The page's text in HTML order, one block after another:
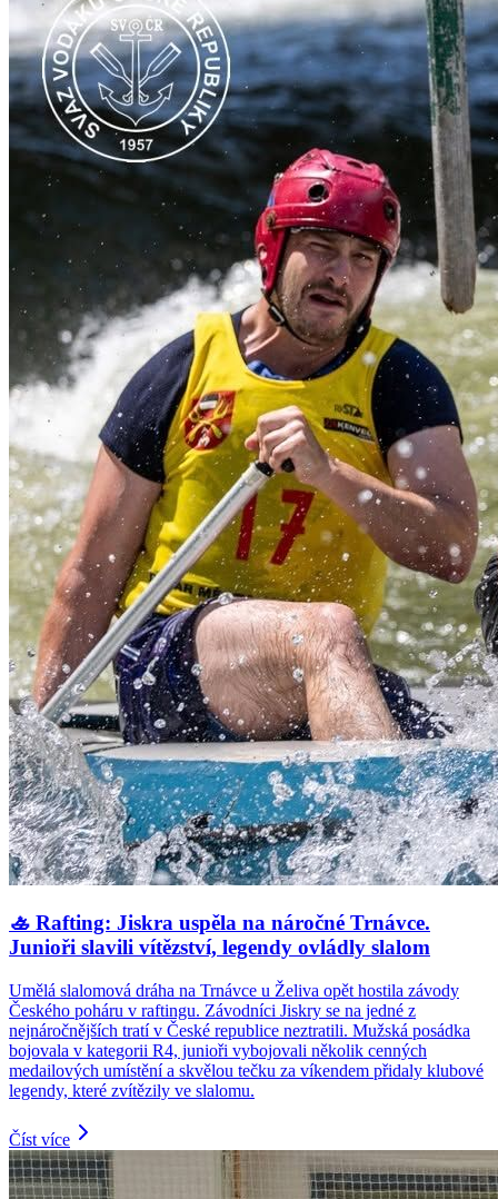
🚣 Rafting: Jiskra uspěla na náročné Trnávce.
Junioři slavili vítězství, legendy ovládly slalom
Umělá slalomová dráha na Trnávce u Želiva opět hostila závody
Českého poháru v raftingu. Závodníci Jiskry se na jedné z
nejnáročnějších tratí v České republice neztratili. Mužská posádka
bojovala v kategorii R4, junioři vybojovali několik cenných
medailových umístění a skvělou tečku za víkendem přidaly klubové
legendy, které zvítězily ve slalomu.
Číst více